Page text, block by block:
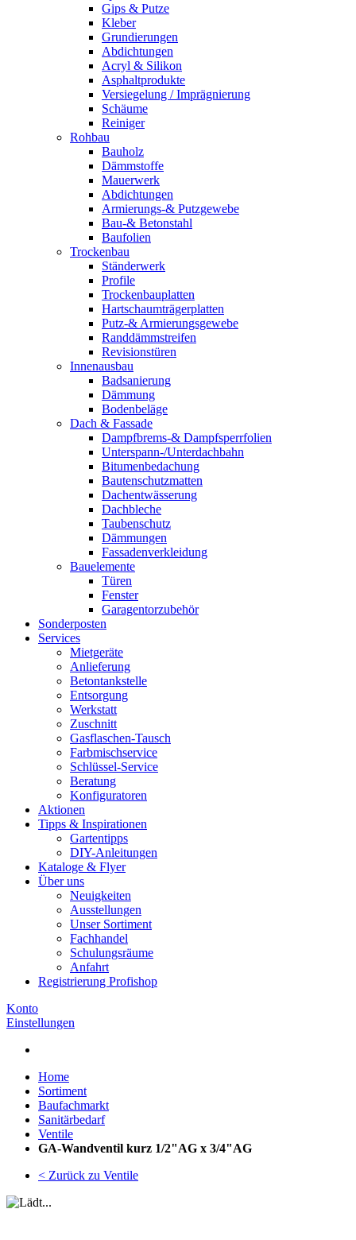
Gips & Putze
Kleber
Grundierungen
Abdichtungen
Acryl & Silikon
Asphaltprodukte
Versiegelung / Imprägnierung
Schäume
Reiniger
Rohbau
Bauholz
Dämmstoffe
Mauerwerk
Abdichtungen
Armierungs-& Putzgewebe
Bau-& Betonstahl
Baufolien
Trockenbau
Ständerwerk
Profile
Trockenbauplatten
Hartschaumträgerplatten
Putz-& Armierungsgewebe
Randdämmstreifen
Revisionstüren
Innenausbau
Badsanierung
Dämmung
Bodenbeläge
Dach & Fassade
Dampfbrems-& Dampfsperrfolien
Unterspann-/Unterdachbahn
Bitumenbedachung
Bautenschutzmatten
Dachentwässerung
Dachbleche
Taubenschutz
Dämmungen
Fassadenverkleidung
Bauelemente
Türen
Fenster
Garagentorzubehör
Sonderposten
Services
Mietgeräte
Anlieferung
Betontankstelle
Entsorgung
Werkstatt
Zuschnitt
Gasflaschen-Tausch
Farbmischservice
Schlüssel-Service
Beratung
Konfiguratoren
Aktionen
Tipps & Inspirationen
Gartentipps
DIY-Anleitungen
Kataloge & Flyer
Über uns
Neuigkeiten
Ausstellungen
Unser Sortiment
Fachhandel
Schulungsräume
Anfahrt
Registrierung Profishop
Konto
Einstellungen
Home
Sortiment
Baufachmarkt
Sanitärbedarf
Ventile
GA-Wandventil kurz 1/2"AG x 3/4"AG
< Zurück zu Ventile